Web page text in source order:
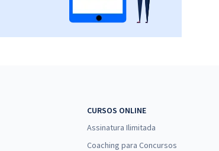
CURSOS ONLINE
Assinatura Ilimitada
Coaching para Concursos